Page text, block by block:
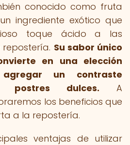
conocido como fruta
ingrediente exótico que
toque ácido a las
Su sabor único
en una elección
un contraste
postres dulces. A
los beneficios que
a la repostería.
ventajas de utilizar